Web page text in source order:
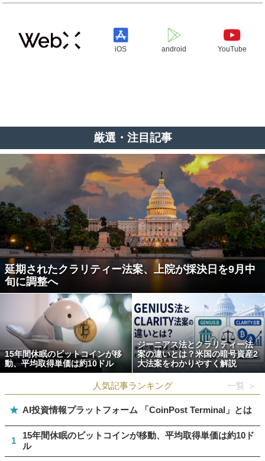
iOS android YouTube
厳選・注目記事
延期されたクラリティー法案、上院が採決日を9月中
旬に調整へ
15年間休眠のビットコインが移
動、平均取得単価は約10ドル
ジーニアス法とクラリティー法
案の違いとは？米国の暗号資産2
大法案をわかりやすく解説
人気記事ランキング 一覧 ＞
★ AI投資情報プラットフォーム 「CoinPost Terminal」とは
1
15年間休眠のビットコインが移動、平均取得単価は約10ド
ル